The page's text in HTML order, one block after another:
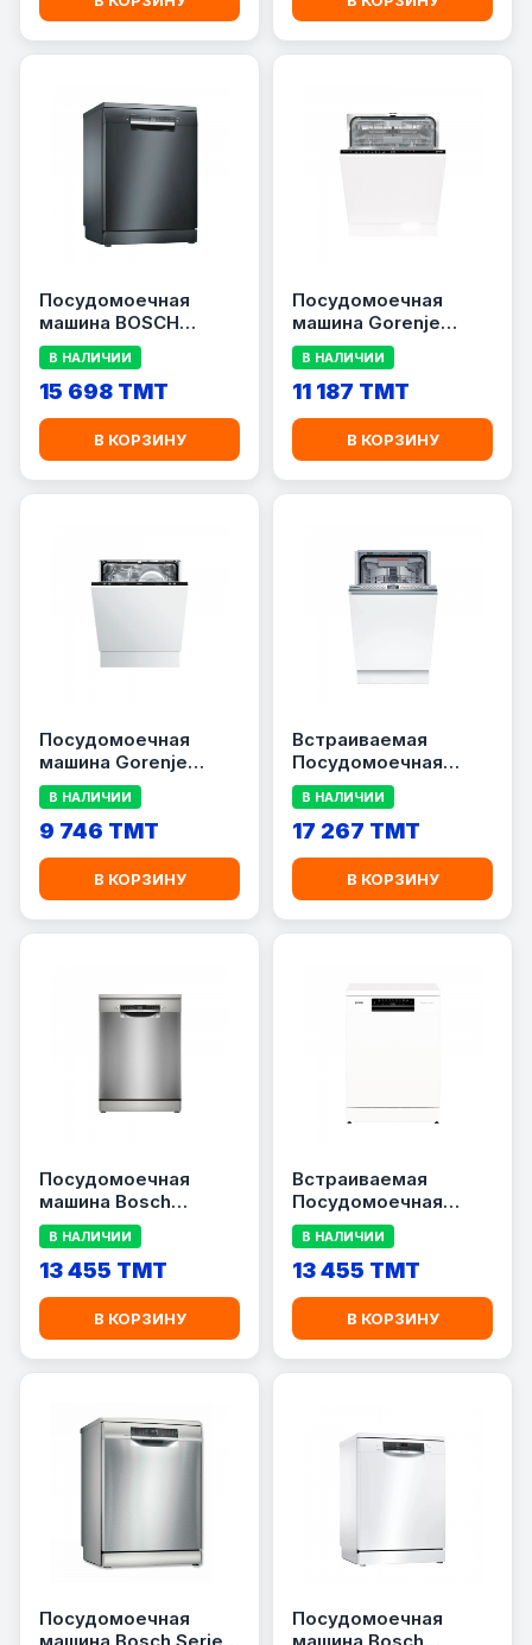
Посудомоечная
машина BOSCH
SMS4HMC65Q
В НАЛИЧИИ
15 698 TMT
В КОРЗИНУ
Посудомоечная
машина Gorenje
GV673C60W
В НАЛИЧИИ
11 187 TMT
В КОРЗИНУ
Посудомоечная
машина Gorenje
GV642D61
В НАЛИЧИИ
9 746 TMT
В КОРЗИНУ
Встраиваемая
Посудомоечная
машина Bosch
SPV6EMX70Q
В НАЛИЧИИ
17 267 TMT
В КОРЗИНУ
Посудомоечная
машина Bosch
SMS4IKI51Q
В НАЛИЧИИ
13 455 TMT
В КОРЗИНУ
Встраиваемая
Посудомоечная
машина Gorenje
GS673C60W
В НАЛИЧИИ
13 455 TMT
В КОРЗИНУ
Посудомоечная
Посудомоечная